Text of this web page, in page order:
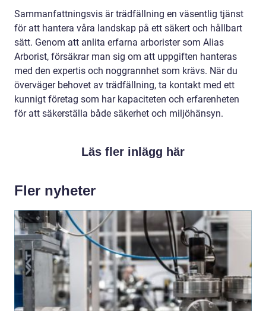
Sammanfattningsvis är trädfällning en väsentlig tjänst
för att hantera våra landskap på ett säkert och hållbart
sätt. Genom att anlita erfarna arborister som Alias
Arborist, försäkrar man sig om att uppgiften hanteras
med den expertis och noggrannhet som krävs. När du
överväger behovet av trädfällning, ta kontakt med ett
kunnigt företag som har kapaciteten och erfarenheten
för att säkerställa både säkerhet och miljöhänsyn.
Läs fler inlägg här
Fler nyheter